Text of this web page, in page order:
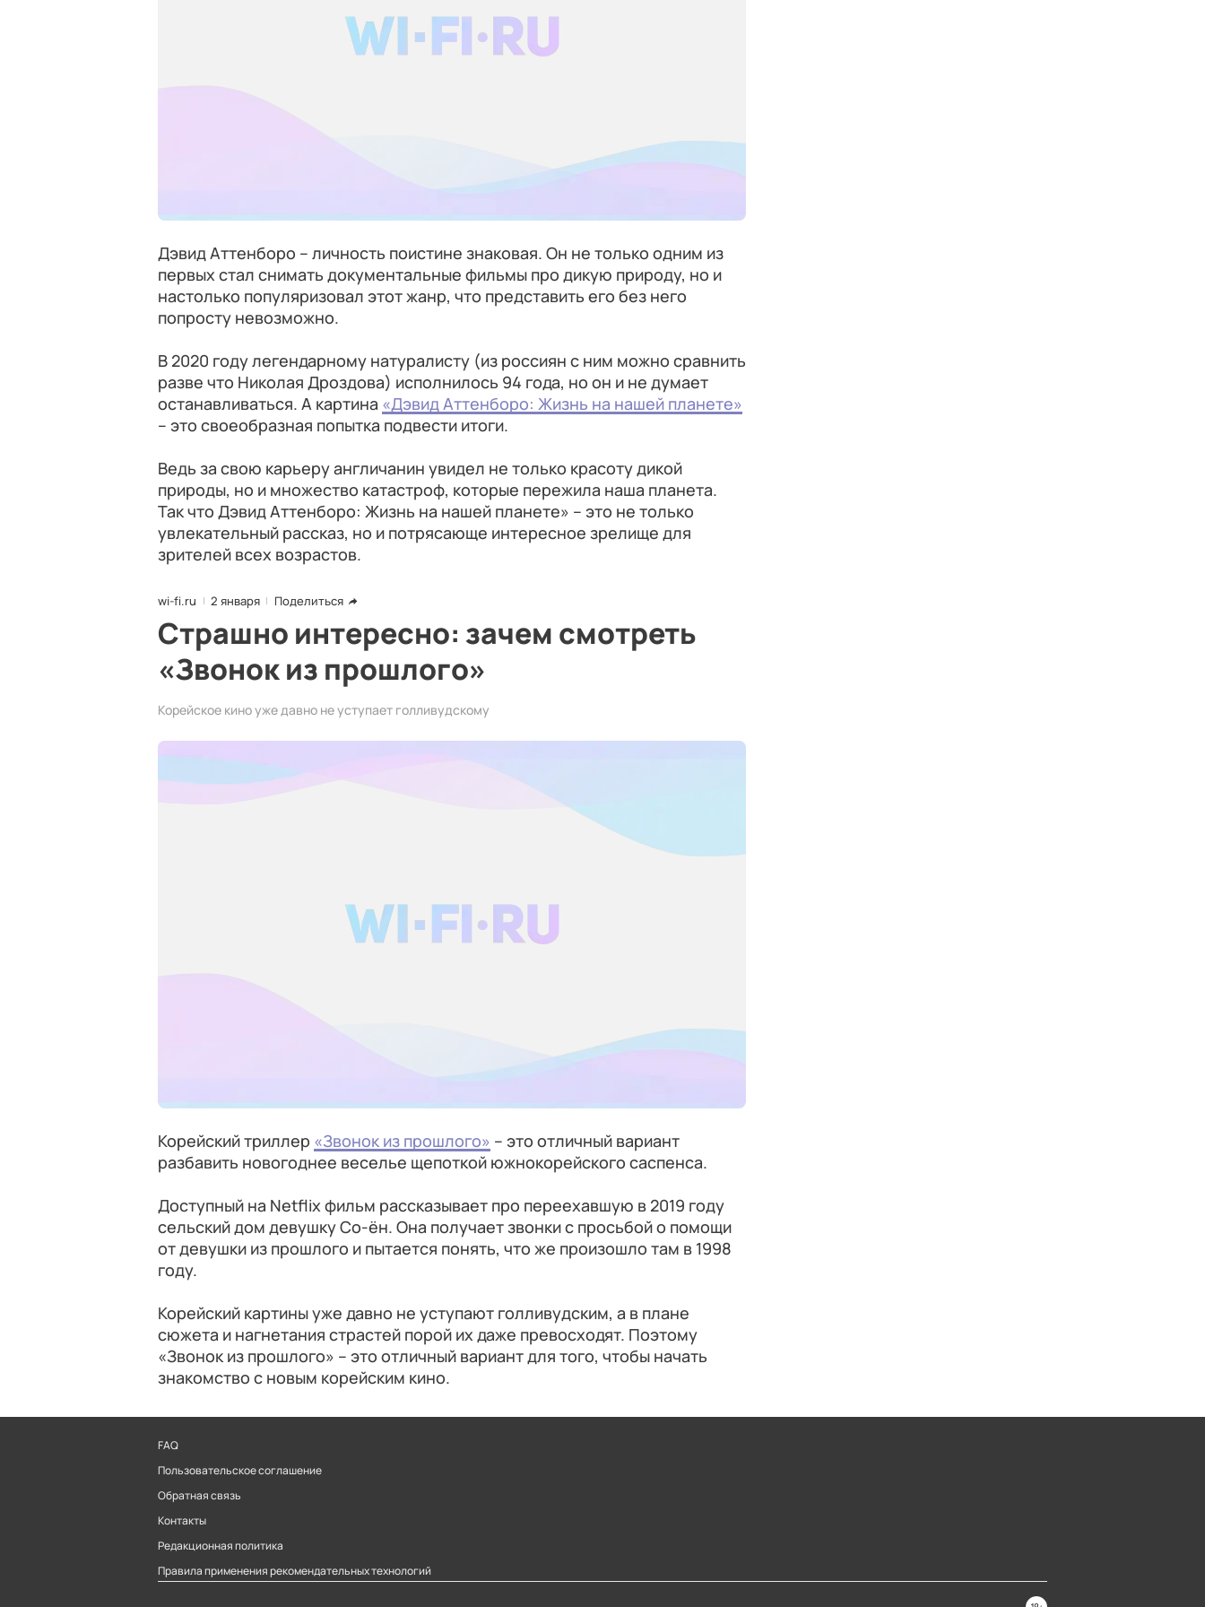
Дэвид Аттенборо – личность поистине знаковая. Он не только одним из
первых стал снимать документальные фильмы про дикую природу, но и
настолько популяризовал этот жанр, что представить его без него
попросту невозможно.
В 2020 году легендарному натуралисту (из россиян с ним можно сравнить
разве что Николая Дроздова) исполнилось 94 года, но он и не думает
останавливаться. А картина «Дэвид Аттенборо: Жизнь на нашей планете»
– это своеобразная попытка подвести итоги.
Ведь за свою карьеру англичанин увидел не только красоту дикой
природы, но и множество катастроф, которые пережила наша планета.
Так что Дэвид Аттенборо: Жизнь на нашей планете» – это не только
увлекательный рассказ, но и потрясающе интересное зрелище для
зрителей всех возрастов.
wi-fi.ru 2 января Поделиться
Страшно интересно: зачем смотреть
«Звонок из прошлого»
Корейское кино уже давно не уступает голливудскому
Корейский триллер «Звонок из прошлого» – это отличный вариант
разбавить новогоднее веселье щепоткой южнокорейского саспенса.
Доступный на Netflix фильм рассказывает про переехавшую в 2019 году
сельский дом девушку Со-ён. Она получает звонки с просьбой о помощи
от девушки из прошлого и пытается понять, что же произошло там в 1998
году.
Корейский картины уже давно не уступают голливудским, а в плане
сюжета и нагнетания страстей порой их даже превосходят. Поэтому
«Звонок из прошлого» – это отличный вариант для того, чтобы начать
знакомство с новым корейским кино.
FAQ
Пользовательское соглашение
Обратная связь
Контакты
Редакционная политика
Правила применения рекомендательных технологий